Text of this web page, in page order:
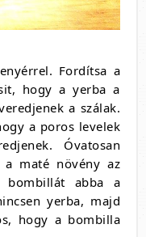
Fordítsa a
hogy a yerba a
a szálak.
a poros levelek
Óvatosan
maté növény az
bombillát abba a
yerba, majd
hogy a bombilla